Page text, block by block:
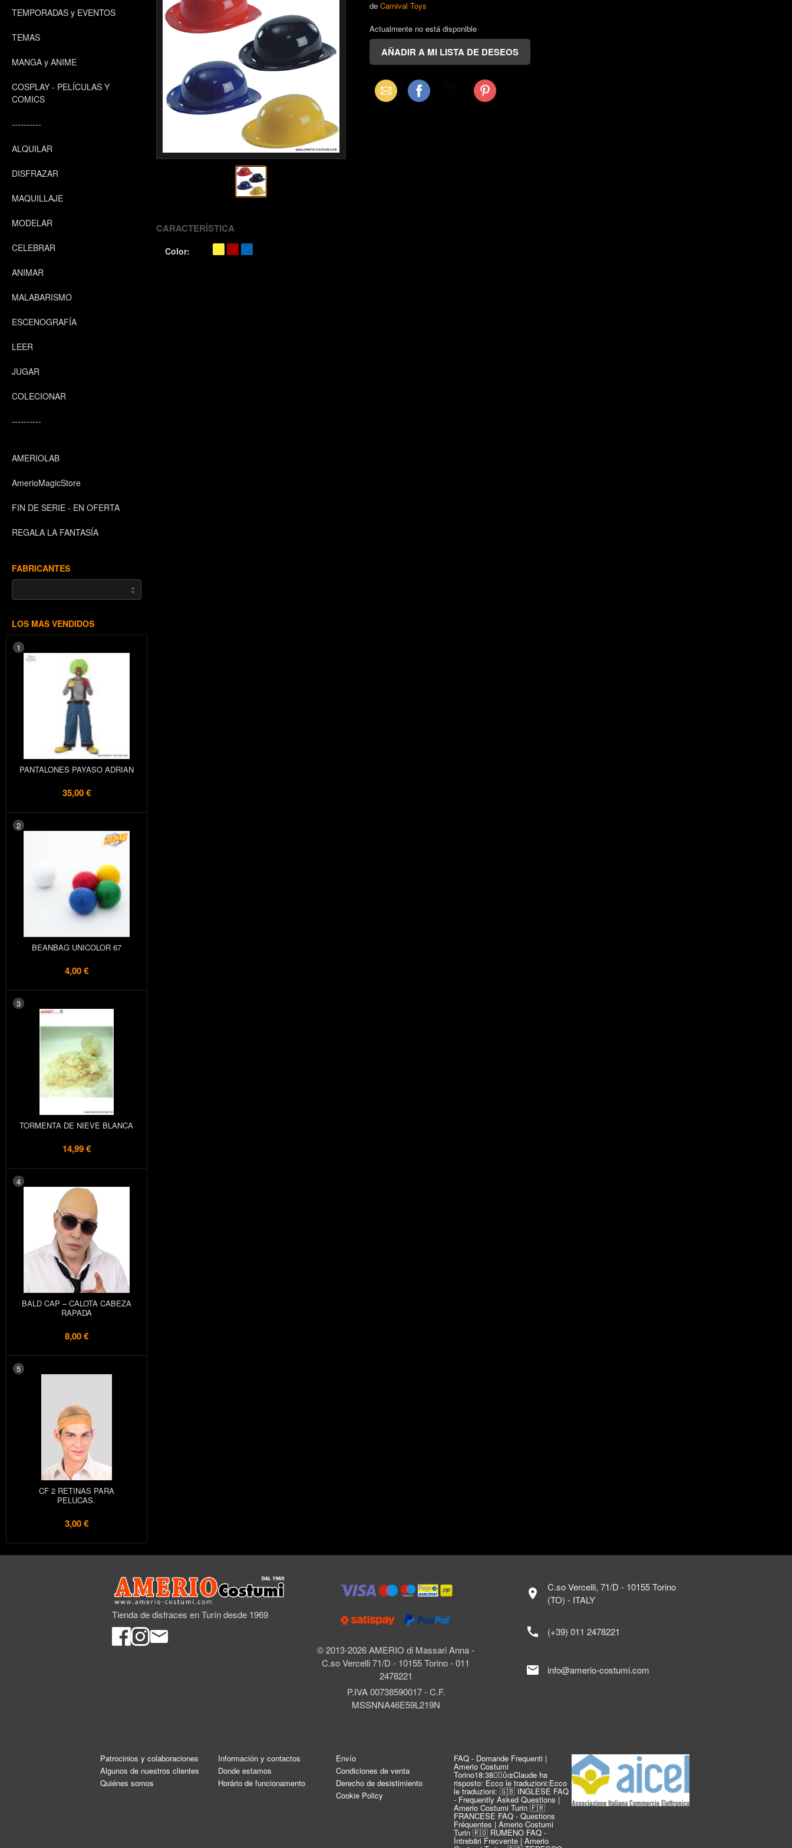
TEMPORADAS y EVENTOS
TEMAS
MANGA y ANIME
COSPLAY - PELÍCULAS Y
COMICS
----------
ALQUILAR
DISFRAZAR
MAQUILLAJE
MODELAR
CELEBRAR
ANIMAR
MALABARISMO
ESCENOGRAFÍA
LEER
JUGAR
COLECIONAR
----------
AMERIOLAB
AmerioMagicStore
FIN DE SERIE - EN OFERTA
REGALA LA FANTASÍA
FABRICANTES
LOS MAS VENDIDOS
1
PANTALONES PAYASO ADRIAN
35,00 €
2
BEANBAG UNICOLOR 67
4,00 €
3
TORMENTA DE NIEVE BLANCA
14,99 €
4
BALD CAP – CALOTA CABEZA
RAPADA
8,00 €
5
CF 2 RETINAS PARA
PELUCAS.
3,00 €
de Carnival Toys
Actualmente no está disponible
Email Facebook Pinterest
CARACTERÍSTICA
Color:
Tienda de disfraces en Turín desde 1969
© 2013-2026 AMERIO di Massari Anna -
C.so Vercelli 71/D - 10155 Torino - 011
2478221
P.IVA 00738590017 - C.F.
MSSNNA46E59L219N
location_on
C.so Vercelli, 71/D - 10155 Torino
(TO) - ITALY
call (+39) 011 2478221
mail info@amerio-costumi.com
Patrocinios y colaboraciones
Algunos de nuestros clientes
Quiénes somos
Información y contactos
Donde estamos
Horário de funcionamento
Envío
Condiciones de venta
Derecho de desistimiento
Cookie Policy
FAQ - Domande Frequenti |
Amerio Costumi
Torino18:38Claude ha
risposto: Ecco le traduzioni:Ecco
le traduzioni: 🇬🇧 INGLESE FAQ
- Frequently Asked Questions |
Amerio Costumi Turin 🇫🇷
FRANCESE FAQ - Questions
Fréquentes | Amerio Costumi
Turin 🇷🇴 RUMENO FAQ -
Întrebări Frecvente | Amerio